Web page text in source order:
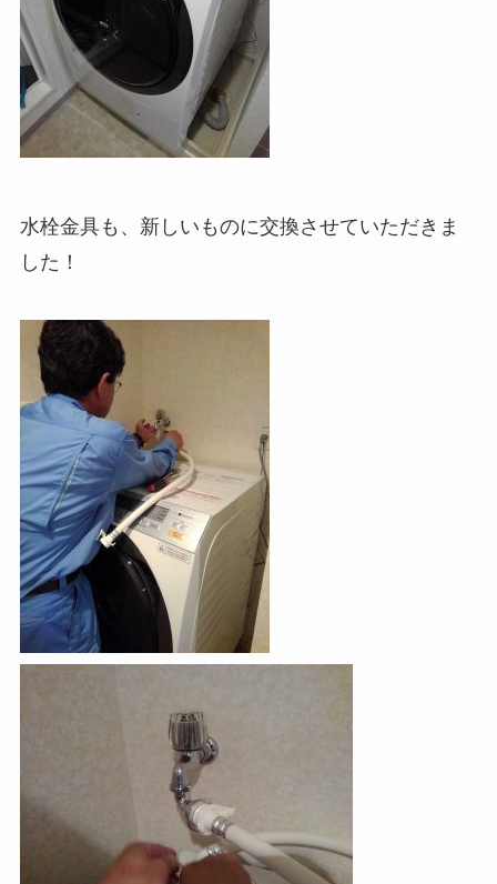
水栓金具も、新しいものに交換させていただきま
した！